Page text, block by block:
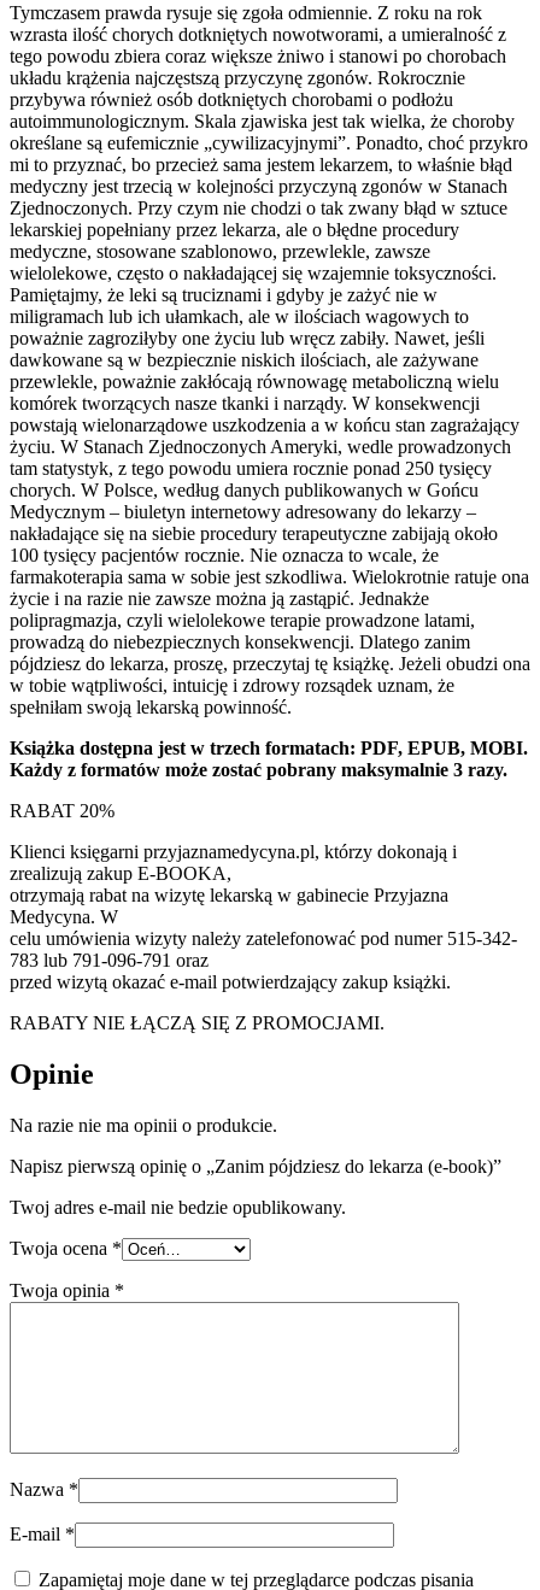
Tymczasem prawda rysuje się zgoła odmiennie. Z roku na rok
wzrasta ilość chorych dotkniętych nowotworami, a umieralność z
tego powodu zbiera coraz większe żniwo i stanowi po chorobach
układu krążenia najczęstszą przyczynę zgonów. Rokrocznie
przybywa również osób dotkniętych chorobami o podłożu
autoimmunologicznym. Skala zjawiska jest tak wielka, że choroby
określane są eufemicznie „cywilizacyjnymi”. Ponadto, choć przykro
mi to przyznać, bo przecież sama jestem lekarzem, to właśnie błąd
medyczny jest trzecią w kolejności przyczyną zgonów w Stanach
Zjednoczonych. Przy czym nie chodzi o tak zwany błąd w sztuce
lekarskiej popełniany przez lekarza, ale o błędne procedury
medyczne, stosowane szablonowo, przewlekle, zawsze
wielolekowe, często o nakładającej się wzajemnie toksyczności.
Pamiętajmy, że leki są truciznami i gdyby je zażyć nie w
miligramach lub ich ułamkach, ale w ilościach wagowych to
poważnie zagroziłyby one życiu lub wręcz zabiły. Nawet, jeśli
dawkowane są w bezpiecznie niskich ilościach, ale zażywane
przewlekle, poważnie zakłócają równowagę metaboliczną wielu
komórek tworzących nasze tkanki i narządy. W konsekwencji
powstają wielonarządowe uszkodzenia a w końcu stan zagrażający
życiu. W Stanach Zjednoczonych Ameryki, wedle prowadzonych
tam statystyk, z tego powodu umiera rocznie ponad 250 tysięcy
chorych. W Polsce, według danych publikowanych w Gońcu
Medycznym – biuletyn internetowy adresowany do lekarzy –
nakładające się na siebie procedury terapeutyczne zabijają około
100 tysięcy pacjentów rocznie. Nie oznacza to wcale, że
farmakoterapia sama w sobie jest szkodliwa. Wielokrotnie ratuje ona
życie i na razie nie zawsze można ją zastąpić. Jednakże
polipragmazja, czyli wielolekowe terapie prowadzone latami,
prowadzą do niebezpiecznych konsekwencji. Dlatego zanim
pójdziesz do lekarza, proszę, przeczytaj tę książkę. Jeżeli obudzi ona
w tobie wątpliwości, intuicję i zdrowy rozsądek uznam, że
spełniłam swoją lekarską powinność.
Książka dostępna jest w trzech formatach: PDF, EPUB, MOBI.
Każdy z formatów może zostać pobrany maksymalnie 3 razy.
RABAT 20%
Klienci księgarni przyjaznamedycyna.pl, którzy dokonają i
zrealizują zakup E-BOOKA,
otrzymają rabat na wizytę lekarską w gabinecie Przyjazna
Medycyna. W
celu umówienia wizyty należy zatelefonować pod numer 515-342-
783 lub 791-096-791 oraz
przed wizytą okazać e-mail potwierdzający zakup książki.
RABATY NIE ŁĄCZĄ SIĘ Z PROMOCJAMI.
Opinie
Na razie nie ma opinii o produkcie.
Napisz pierwszą opinię o „Zanim pójdziesz do lekarza (e-book)”
Twoj adres e-mail nie bedzie opublikowany.
Twoja ocena *
Twoja opinia *
Nazwa *
E-mail *
Zapamiętaj moje dane w tej przeglądarce podczas pisania